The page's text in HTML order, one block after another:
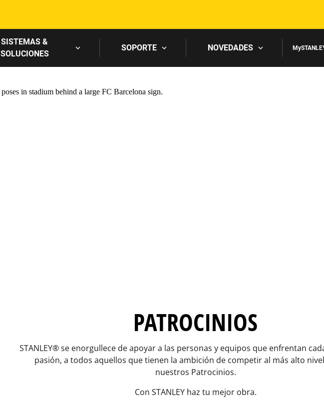
SISTEMAS &
SOLUCIONES
SOPORTE NOVEDADES
PATROCINIOS
STANLEY® se enorgullece de apoyar a las personas y equipos que enfrentan
pasión, a todos aquellos que tienen la ambición de competir al más alto
nuestros Patrocinios.
Con STANLEY haz tu mejor obra.